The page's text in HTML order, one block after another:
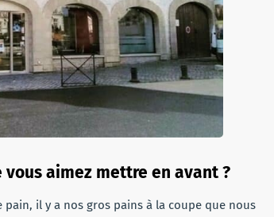
aimez mettre en avant ?
il y a nos gros pains à la coupe que nous